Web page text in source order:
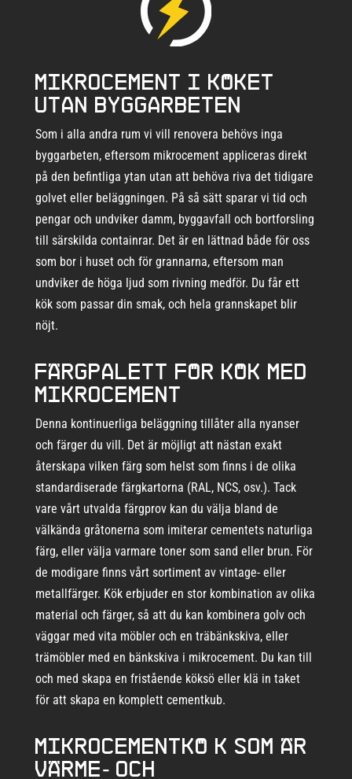
Mikrocement i köket
utan byggarbeten
Som i alla andra rum vi vill renovera behövs inga
byggarbeten, eftersom mikrocement appliceras direkt
på den befintliga ytan utan att behöva riva det tidigare
golvet eller beläggningen. På så sätt sparar vi tid och
pengar och undviker damm, byggavfall och bortforsling
till särskilda containrar. Det är en lättnad både för oss
som bor i huset och för grannarna, eftersom man
undviker de höga ljud som rivning medför. Du får ett
kök som passar din smak, och hela grannskapet blir
nöjt.
Färgpalett för kök med
mikrocement
Denna kontinuerliga beläggning tillåter alla nyanser
och färger du vill. Det är möjligt att nästan exakt
återskapa vilken färg som helst som finns i de olika
standardiserade färgkartorna (RAL, NCS, osv.). Tack
vare vårt utvalda färgprov kan du välja bland de
välkända gråtonerna som imiterar cementets naturliga
färg, eller välja varmare toner som sand eller brun. För
de modigare finns vårt sortiment av vintage- eller
metallfärger. Kök erbjuder en stor kombination av olika
material och färger, så att du kan kombinera golv och
väggar med vita möbler och en träbänkskiva, eller
trämöbler med en bänkskiva i mikrocement. Du kan till
och med skapa en fristående köksö eller klä in taket
för att skapa en komplett cementkub.
Mikrocementkö k som är
värme- och